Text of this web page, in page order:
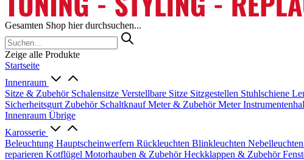
Gesamten Shop hier durchsuchen...
Zeige alle Produkte
Startseite
Innenraum
Sitze & Zubehör Schalensitze Verstellbare Sitze Sitzgestellen Stuhlschiene
Sicherheitsgurt Zubehör SchaltknaufMeter & ZubehörMeter
Innenraum Übrige
Karosserie
Beleuchtung Hauptscheinwerfern Rückleuchten Blinkleuchten Nebelleuchten
reparieren Kotflügel Motorhauben & ZubehörHeckklappen & Zubehör